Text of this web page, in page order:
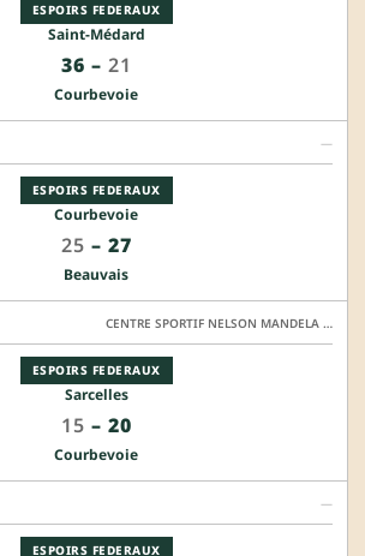
ESPOIRS FEDERAUX
Saint-Médard
36 – 21
Courbevoie
ESPOIRS FEDERAUX
Courbevoie
25 – 27
Beauvais
—
ESPOIRS FEDERAUX
Sarcelles
15 – 20
Courbevoie
CENTRE SPORTIF NELSON MANDELA - TERRAIN HONNEUR
ESPOIRS FEDERAUX
—